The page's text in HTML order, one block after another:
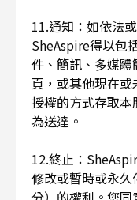
11.通知：如依法
SheAspire得以包
件、簡訊、多媒
頁，或其他現在
授權的方式存取
為送達。
12.終止：
修改或暫時或永